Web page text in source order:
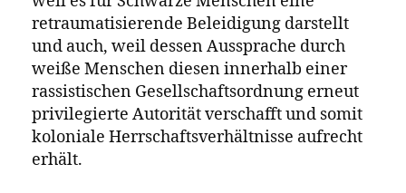
Ja! zu rassismuskritischer Sprache
Vorweg sei gesagt, dass wir zu keinem
Zeitpunkt hinter die Anliegen